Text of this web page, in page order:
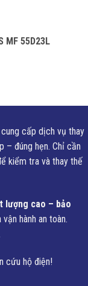
MF 55D23L
cung cấp dịch vụ thay
– đúng hẹn. Chỉ cần
kiểm tra và thay thế
lượng cao – bảo
hành an toàn.
cứu hộ điện!